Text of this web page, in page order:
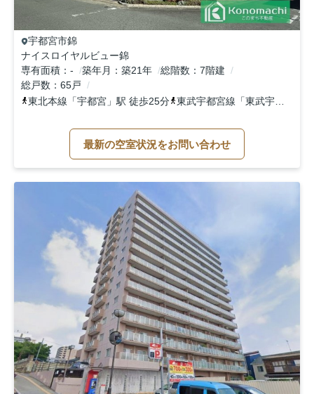
宇都宮市錦
ナイスロイヤルビュー錦
専有面積
- 築年月 築21年 総階数
7階建
総戸数
65戸
東北本線 「宇都宮 」駅 徒歩25分 東武宇都宮線 「東武宇都宮
最新の空室状況をお問い合わせ